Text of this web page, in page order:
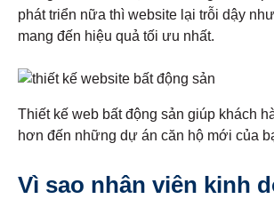
phát triển nữa thì website lại trỗi dậy
mang đến hiệu quả tối ưu nhất.
Thiết kế web bất động sản giúp khách
hơn đến những dự án căn hộ mới của
Vì sao nhân viên kinh